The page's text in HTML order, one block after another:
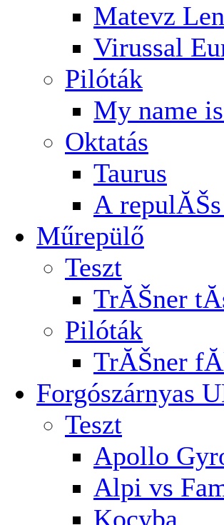
Matevz
Virussal
Pilóták
My name
Oktatás
Taurus
A
Műrepülő
Teszt
TrĂŠner
Pilóták
TrĂŠner
Forgószárnyas
Teszt
Apollo
Alpi vs
Kocyba